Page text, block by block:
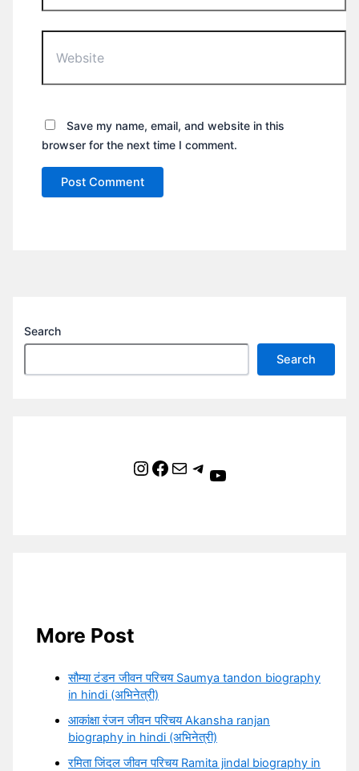
Save my name, email, and website in this
browser for the next time I comment.
Search
Search
Instagram Facebook Mail Telegram YouTube
More Post
सौम्या टंडन जीवन परिचय Saumya tandon biography
in hindi (अभिनेत्री)
आकांक्षा रंजन जीवन परिचय Akansha ranjan
biography in hindi (अभिनेत्री)
रमिता जिंदल जीवन परिचय Ramita jindal biography in